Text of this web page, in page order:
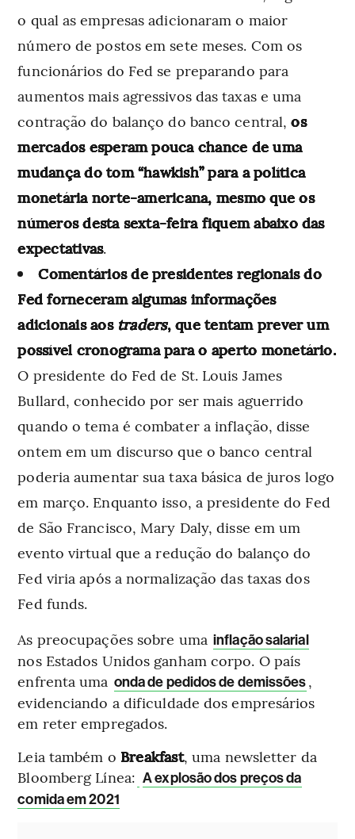
o qual as empresas adicionaram o maior
número de postos em sete meses. Com os
funcionários do Fed se preparando para
aumentos mais agressivos das taxas e uma
contração do balanço do banco central,os
mercados esperam pouca chance de uma
mudança do tom “hawkish” para a política
monetária norte-americana, mesmo que os
números desta sexta-feira fiquem abaixo das
expectativas.
Comentários de presidentes regionais do
Fed forneceram algumas informações
adicionais aos traders, que tentam prever um
possível cronograma para o aperto monetário.
O presidente do Fed de St. Louis James
Bullard, conhecido por ser mais aguerrido
quando o tema é combater a inflação, disse
ontem em um discurso que o banco central
poderia aumentar sua taxa básica de juros logo
em março. Enquanto isso, a presidente do Fed
de São Francisco, Mary Daly, disse em um
evento virtual que a redução do balanço do
Fed viria após a normalização das taxas dos
Fed funds.
As preocupações sobre uma inflação salarial
nos Estados Unidos ganham corpo. O país
enfrenta uma onda de pedidos de demissões,
evidenciando a dificuldade dos empresários
em reter empregados.
Leia também o Breakfast, uma newsletter da
Bloomberg Línea: A explosão dos preços da
comida em 2021